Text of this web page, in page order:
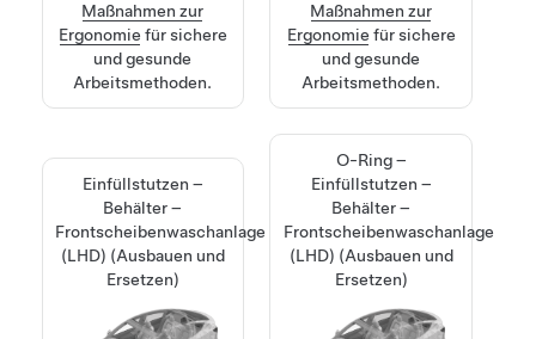
Maßnahmen zur
Ergonomie für sichere
und gesunde
Arbeitsmethoden.
Maßnahmen zur
Ergonomie für sichere
und gesunde
Arbeitsmethoden.
Einfüllstutzen –
Behälter –
Frontscheibenwaschanlage
(LHD) (Ausbauen und
Ersetzen)
O-Ring –
Einfüllstutzen –
Behälter –
Frontscheibenwaschanlage
(LHD) (Ausbauen und
Ersetzen)